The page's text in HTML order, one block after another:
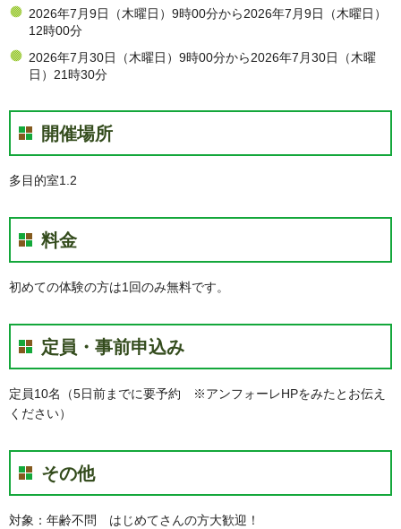
2026年7月9日（木曜日）9時00分から2026年7月9日（木曜日）
12時00分
2026年7月30日（木曜日）9時00分から2026年7月30日（木曜
日）21時30分
開催場所
多目的室1.2
料金
初めての体験の方は1回のみ無料です。
定員・事前申込み
定員10名（5日前までに要予約 ※アンフォーレHPをみたとお伝え
ください）
その他
対象：年齢不問 はじめてさんの方大歓迎！